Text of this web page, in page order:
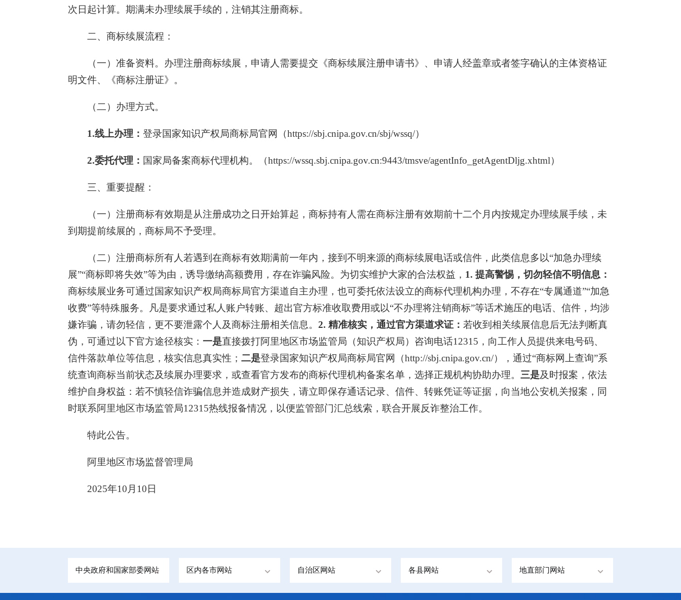
次日起计算。期满未办理续展手续的，注销其注册商标。
二、商标续展流程：
（一）准备资料。办理注册商标续展，申请人需要提交《商标续展注册申请书》、申请人经盖章或者签字确认的主体资格证
明文件、《商标注册证》。
（二）办理方式。
1.线上办理： 登录国家知识产权局商标局官网（https://sbj.cnipa.gov.cn/sbj/wssq/）
2.委托代理： 国家局备案商标代理机构。（https://wssq.sbj.cnipa.gov.cn:9443/tmsve/agentInfo_getAgentDljg.xhtml）
三、重要提醒：
（一）注册商标有效期是从注册成功之日开始算起，商标持有人需在商标注册有效期前十二个月内按规定办理续展手续，未
到期提前续展的，商标局不予受理。
（二）注册商标所有人若遇到在商标有效期满前一年内，接到不明来源的商标续展电话或信件，此类信息多以“加急办理续
展”“商标即将失效”等为由，诱导缴纳高额费用，存在诈骗风险。为切实维护大家的合法权益， 1. 提高警惕，切勿轻信不明信息：
商标续展业务可通过国家知识产权局商标局官方渠道自主办理，也可委托依法设立的商标代理机构办理，不存在“专属通道”“加急
收费”等特殊服务。凡是要求通过私人账户转账、超出官方标准收取费用或以“不办理将注销商标”等话术施压的电话、信件，均涉
嫌诈骗，请勿轻信，更不要泄露个人及商标注册相关信息。2. 精准核实，通过官方渠道求证： 若收到相关续展信息后无法判断真
伪，可通过以下官方途径核实：一是直接拨打阿里地区市场监管局（知识产权局）咨询电话12315，向工作人员提供来电号码、
信件落款单位等信息，核实信息真实性；二是登录国家知识产权局商标局官网（http://sbj.cnipa.gov.cn/），通过“商标网上查询”系
统查询商标当前状态及续展办理要求，或查看官方发布的商标代理机构备案名单，选择正规机构协助办理。 三是及时报案，依法
维护自身权益：若不慎轻信诈骗信息并造成财产损失，请立即保存通话记录、信件、转账凭证等证据，向当地公安机关报案，同
时联系阿里地区市场监管局12315热线报备情况，以便监管部门汇总线索，联合开展反诈整治工作。
特此公告。
阿里地区市场监督管理局
2025年10月10日
中央政府和国家部委网站 区内各市网站 自治区网站 各县网站 地直部门网站